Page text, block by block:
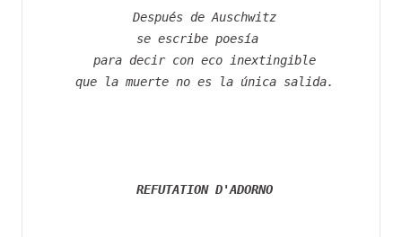
Después de Auschwitz
se escribe poesía
para decir con eco inextingible
que la muerte no es la única salida.
REFUTATION D'ADORNO